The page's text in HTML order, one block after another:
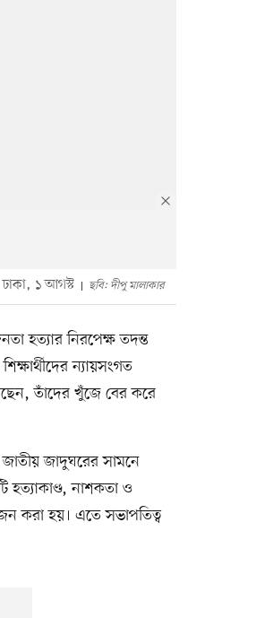
ঢাকা, ১ আগস্ট ছবি: দীপু মালাকার
হত্যার নিরপেক্ষ তদন্ত
ন্যায়সংগত
তাঁদের খুঁজে বের করে
জাতীয় জাদুঘরের সামনে
হত্যাকাণ্ড, নাশকতা ও
করা হয়। এতে সভাপতিত্ব